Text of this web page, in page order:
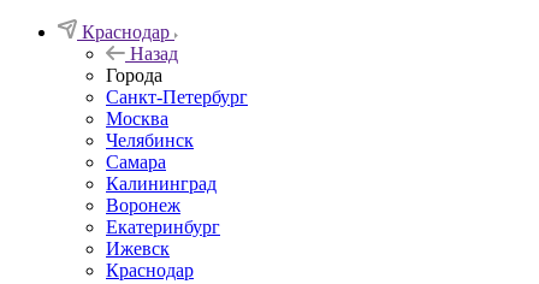
Краснодар
Назад
Города
Санкт-Петербург
Москва
Челябинск
Самара
Калининград
Воронеж
Екатеринбург
Ижевск
Краснодар